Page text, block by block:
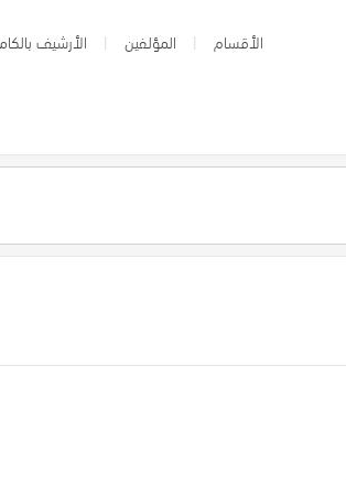
الأقسام المؤلفين الأرشيف